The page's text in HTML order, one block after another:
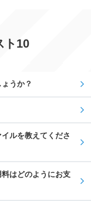
ト10
うか？
ルを教えてくださ
はどのようにお支